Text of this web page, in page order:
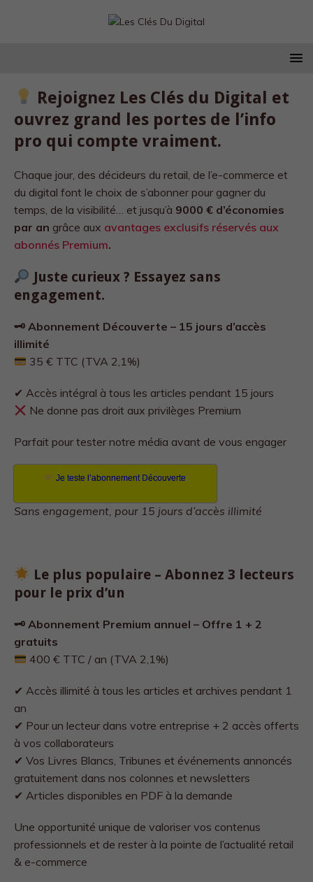
Rejoignez Les Clés du Digital et
ouvrez grand les portes de l’info
pro qui compte vraiment.
Chaque jour, des décideurs du retail, de l’e-commerce et
du digital font le choix de s’abonner pour gagner du
temps, de la visibilité… et jusqu’à 9000 € d’économies
par an grâce aux avantages exclusifs réservés aux
abonnés Premium.
Juste curieux ? Essayez sans
engagement.
🗝 Abonnement Découverte – 15 jours d’accès
illimité
35 € TTC (TVA 2,1%)
✔ Accès intégral à tous les articles pendant 15 jours
Ne donne pas droit aux privilèges Premium
Parfait pour tester notre média avant de vous engager
Je teste l’abonnement Découverte
Sans engagement, pour 15 jours d’accès illimité
Le plus populaire – Abonnez 3 lecteurs
pour le prix d’un
🗝 Abonnement Premium annuel – Offre 1 + 2
gratuits
400 € TTC / an (TVA 2,1%)
✔ Accès illimité à tous les articles et archives pendant 1
an
✔ Pour un lecteur dans votre entreprise + 2 accès offerts
à vos collaborateurs
✔ Vos Livres Blancs, Tribunes et événements annoncés
gratuitement dans nos colonnes et newsletters
✔ Articles disponibles en PDF à la demande
Une opportunité unique de valoriser vos contenus
professionnels et de rester à la pointe de l’actualité retail
& e-commerce